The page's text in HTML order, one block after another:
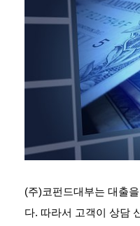
(주)코펀드대부는 대출
다. 따라서 고객이 상담